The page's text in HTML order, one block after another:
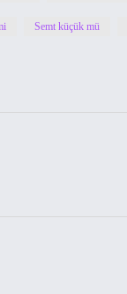
Semt küçük mü